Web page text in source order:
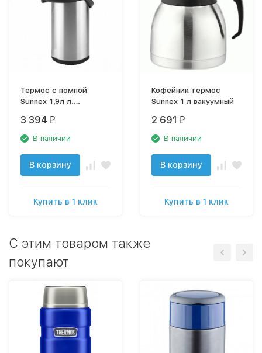
Термос с помпой
Sunnex 1,9л л.
3 394 ₽
В наличии
В корзину
Купить в 1 клик
Кофейник термос
Sunnex 1 л вакуумный
2 691 ₽
В наличии
В корзину
Купить в 1 клик
C этим товаром также
покупают